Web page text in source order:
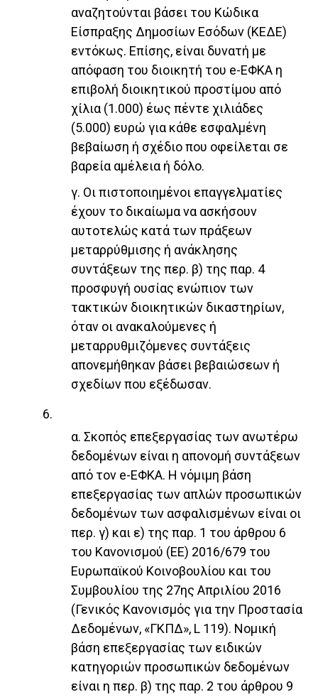
αναζητούνται βάσει του Κώδικα
Είσπραξης Δημοσίων Εσόδων (ΚΕΔΕ)
εντόκως. Επίσης, είναι δυνατή με
απόφαση του διοικητή του e-ΕΦΚΑ η
επιβολή διοικητικού προστίμου από
χίλια (1.000) έως πέντε χιλιάδες
(5.000) ευρώ για κάθε εσφαλμένη
βεβαίωση ή σχέδιο που οφείλεται σε
βαρεία αμέλεια ή δόλο.
γ. Οι πιστοποιημένοι επαγγελματίες
έχουν το δικαίωμα να ασκήσουν
αυτοτελώς κατά των πράξεων
μεταρρύθμισης ή ανάκλησης
συντάξεων της περ. β) της παρ. 4
προσφυγή ουσίας ενώπιον των
τακτικών διοικητικών δικαστηρίων,
όταν οι ανακαλούμενες ή
μεταρρυθμιζόμενες συντάξεις
απονεμήθηκαν βάσει βεβαιώσεων ή
σχεδίων που εξέδωσαν.
6.
α. Σκοπός επεξεργασίας των ανωτέρω
δεδομένων είναι η απονομή συντάξεων
από τον e-ΕΦΚΑ. Η νόμιμη βάση
επεξεργασίας των απλών προσωπικών
δεδομένων των ασφαλισμένων είναι οι
περ. γ) και ε) της παρ. 1 του άρθρου 6
του Κανονισμού (ΕΕ) 2016/679 του
Ευρωπαϊκού Κοινοβουλίου και του
Συμβουλίου της 27ης Απριλίου 2016
(Γενικός Κανονισμός για την Προστασία
Δεδομένων, «ΓΚΠΔ», L 119). Νομική
βάση επεξεργασίας των ειδικών
κατηγοριών προσωπικών δεδομένων
είναι η περ. β) της παρ. 2 του άρθρου 9